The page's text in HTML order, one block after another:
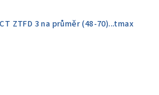
ZTFD 3 na průměr (48-70)...tmax